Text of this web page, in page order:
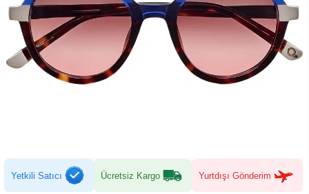
Yetkili Satıcı Ücretsiz Kargo Yurtdışı Gönderim